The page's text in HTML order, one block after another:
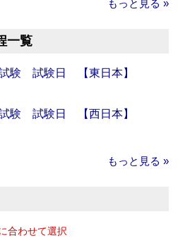
もっと見る »
一覧
験 試験日 【東日本】
験 試験日 【西日本】
もっと見る »
合わせて選択